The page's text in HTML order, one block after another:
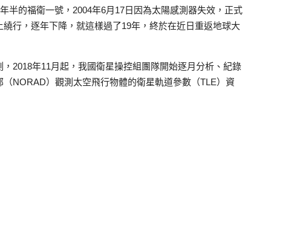
半的福衛一號，2004年6月17日因為太陽感測器失效，正式
行，逐年下降，就這樣過了19年，終於在近日重返地球大
2018年11月起，我國衛星操控組團隊開始逐月分析、紀錄
NORAD）觀測太空飛行物體的衛星軌道參數（TLE）資